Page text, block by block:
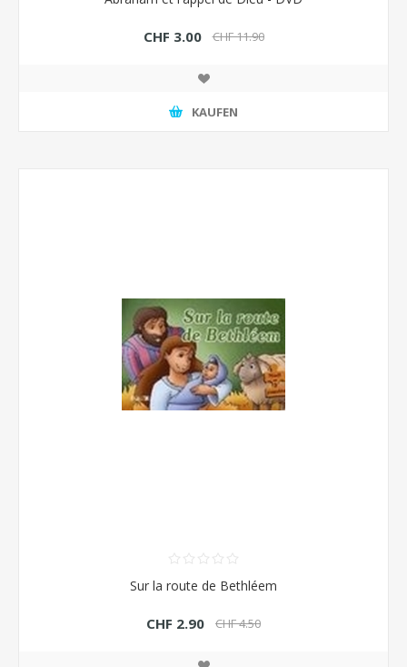
CHF 3.00 CHF 11.90
KAUFEN
Sur la route de Bethléem
CHF 2.90 CHF 4.50